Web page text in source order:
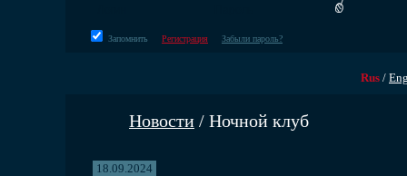
Запомнить Регистрация Забыли пароль?
Rus /
Новости / Ночной клуб
18.09.2024